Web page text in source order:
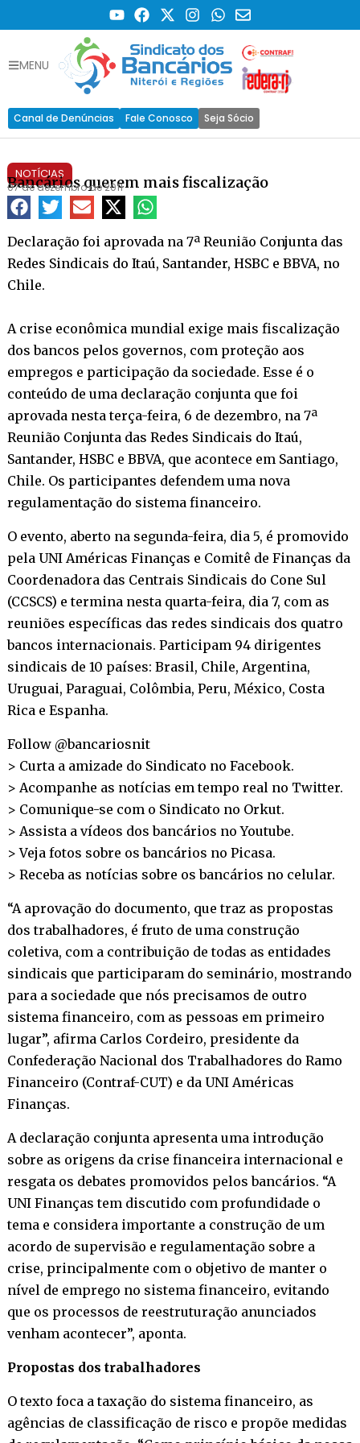
MENU
Canal de Denúncias Fale Conosco Seja Sócio
NOTÍCIAS
Bancários querem mais fiscalização
07 de dezembro de 2011
Declaração foi aprovada na 7ª Reunião Conjunta das
Redes Sindicais do Itaú, Santander, HSBC e BBVA, no
Chile.
A crise econômica mundial exige mais fiscalização
dos bancos pelos governos, com proteção aos
empregos e participação da sociedade. Esse é o
conteúdo de uma declaração conjunta que foi
aprovada nesta terça-feira, 6 de dezembro, na 7ª
Reunião Conjunta das Redes Sindicais do Itaú,
Santander, HSBC e BBVA, que acontece em Santiago,
Chile. Os participantes defendem uma nova
regulamentação do sistema financeiro.
O evento, aberto na segunda-feira, dia 5, é promovido
pela UNI Américas Finanças e Comitê de Finanças da
Coordenadora das Centrais Sindicais do Cone Sul
(CCSCS) e termina nesta quarta-feira, dia 7, com as
reuniões específicas das redes sindicais dos quatro
bancos internacionais. Participam 94 dirigentes
sindicais de 10 países: Brasil, Chile, Argentina,
Uruguai, Paraguai, Colômbia, Peru, México, Costa
Rica e Espanha.
Follow @bancariosnit
> Curta a amizade do Sindicato no Facebook.
> Acompanhe as notícias em tempo real no Twitter.
> Comunique-se com o Sindicato no Orkut.
> Assista a vídeos dos bancários noYoutube.
> Veja fotos sobre os bancários no Picasa.
> Receba as notícias sobre os bancários no celular.
“A aprovação do documento, que traz as propostas
dos trabalhadores, é fruto de uma construção
coletiva, com a contribuição de todas as entidades
sindicais que participaram do seminário, mostrando
para a sociedade que nós precisamos de outro
sistema financeiro, com as pessoas em primeiro
lugar”, afirma Carlos Cordeiro, presidente da
Confederação Nacional dos Trabalhadores do Ramo
Financeiro (Contraf-CUT) e da UNI Américas
Finanças.
A declaração conjunta apresenta uma introdução
sobre as origens da crise financeira internacional e
resgata os debates promovidos pelos bancários. “A
UNI Finanças tem discutido com profundidade o
tema e considera importante a construção de um
acordo de supervisão e regulamentação sobre a
crise, principalmente com o objetivo de manter o
nível de emprego no sistema financeiro, evitando
que os processos de reestruturação anunciados
venham acontecer”, aponta.
Propostas dos trabalhadores
O texto foca a taxação do sistema financeiro, as
agências de classificação de risco e propõe medidas